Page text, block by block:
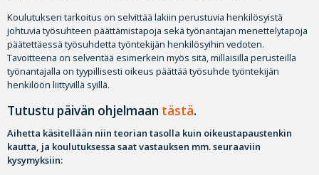
Koulutuksen tarkoitus on selvittää lakiin perustuvia henkilösyistä
johtuvia työsuhteen päättämistapoja sekä työnantajan menettelytapoja
päätettäessä työsuhdetta työntekijän henkilösyihin vedoten.
Tavoitteena on selventää esimerkein myös sitä, millaisilla perusteilla
työnantajalla on tyypillisesti oikeus päättää työsuhde työntekijän
henkilöön liittyvillä syillä.
Tutustu päivän ohjelmaan tästä.
Aihetta käsitellään niin teorian tasolla kuin oikeustapaustenkin
kautta, ja koulutuksessa saat vastauksen mm. seuraaviin
kysymyksiin: